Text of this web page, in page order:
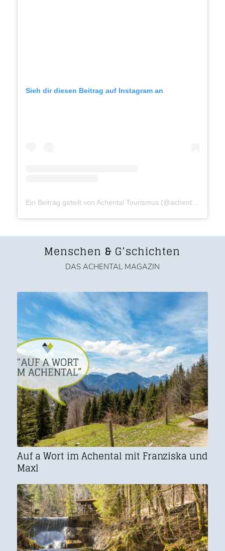
Sieh dir diesen Beitrag auf Instagram an
Ein Beitrag geteilt von Achental Tourismus (@achental.tourismus)
Menschen & G’schichten
DAS ACHENTAL MAGAZIN
Auf a Wort im Achental mit Franziska und
Maxl